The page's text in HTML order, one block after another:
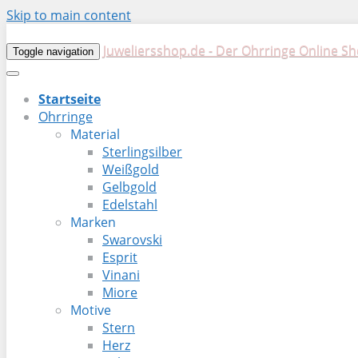
Skip to main content
Toggle navigation Juweliersshop.de - Der Ohrringe Online
Startseite
Ohrringe
Material
Sterlingsilber
Weißgold
Gelbgold
Edelstahl
Marken
Swarovski
Esprit
Vinani
Miore
Motive
Stern
Herz